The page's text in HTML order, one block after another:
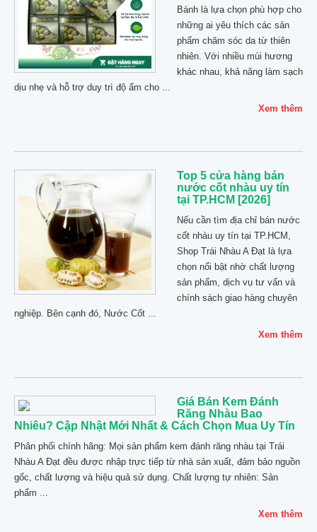
Bánh là lựa chọn phù hợp cho
những ai yêu thích các sản
phẩm chăm sóc da từ thiên
nhiên. Với nhiều mùi hương
khác nhau, khả năng làm sạch
dịu nhẹ và hỗ trợ duy trì độ ẩm cho ...
Xem thêm
Top 5 cửa hàng bán
nước cốt nhàu uy tín
tại TP.HCM [2026]
Nếu cần tìm địa chỉ bán nước
cốt nhàu uy tín tại TP.HCM,
Shop Trái Nhàu A Đạt là lựa
chọn nổi bật nhờ chất lượng
sản phẩm, dịch vụ tư vấn và
chính sách giao hàng chuyên
nghiệp. Bên cạnh đó, Nước Cốt ...
Xem thêm
Giá Bán Kem Đánh
Răng Nhàu Bao
Nhiêu? Cập Nhật Mới Nhất & Cách Chọn Mua Uy Tín
Phân phối chính hãng: Mọi sản phẩm kem đánh răng nhàu tại Trái
Nhàu A Đạt đều được nhập trực tiếp từ nhà sản xuất, đảm bảo nguồn
gốc, chất lượng và hiệu quả sử dụng. Chất lượng tự nhiên: Sản
phẩm ...
Xem thêm